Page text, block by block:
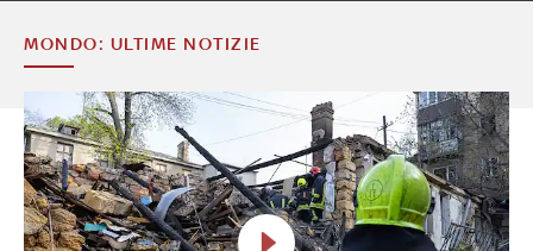
MONDO: ULTIME NOTIZIE